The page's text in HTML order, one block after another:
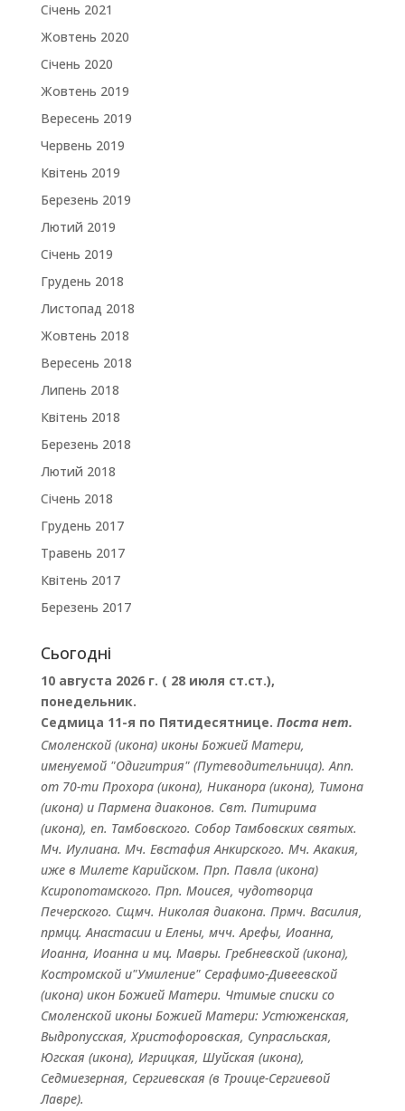
Січень 2021
Жовтень 2020
Січень 2020
Жовтень 2019
Вересень 2019
Червень 2019
Квітень 2019
Березень 2019
Лютий 2019
Січень 2019
Грудень 2018
Листопад 2018
Жовтень 2018
Вересень 2018
Липень 2018
Квітень 2018
Березень 2018
Лютий 2018
Січень 2018
Грудень 2017
Травень 2017
Квітень 2017
Березень 2017
Сьогодні
10 августа 2026 г. ( 28 июля ст.ст.),
понедельник.
Седмица 11-я по Пятидесятнице. Поста нет.
Смоленской(икона) иконы Божией Матери,
именуемой "Одигитрия" (Путеводительница). Апп.
от 70-ти Прохора(икона), Никанора(икона), Тимона
(икона) и Парменадиаконов. Свт. Питирима
(икона), еп. Тамбовского. СоборТамбовских святых.
Мч. Иулиана. Мч. Евстафия Анкирского. Мч.Акакия,
иже в Милете Карийском. Прп. Павла(икона)
Ксиропотамского. Прп. Моисея, чудотворца
Печерского. Сщмч. Николая диакона. Прмч. Василия,
прмцц.Анастасиии Елены, мчч.Арефы, Иоанна,
Иоанна, Иоаннаи мц. Мавры. Гребневской(икона),
Костромскойи"Умиление" Серафимо-Дивеевской
(икона) икон Божией Матери. Чтимые списки со
Смоленской иконы Божией Матери: Устюженская,
Выдропусская,Христофоровская, Супрасльская,
Югская (икона), Игрицкая, Шуйская (икона),
Седмиезерная, Сергиевская (в Троице-Сергиевой
Лавре).